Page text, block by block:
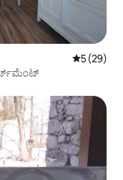
5 ರಲ್ಲಿ 5
5 (29)